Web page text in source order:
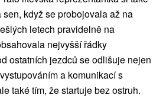
když se probojovala až na
letech pravidelně na
nejvyšší řádky
ostatních jezdců se odlišuje nejen
a komunikací s
také tím, že startuje bez ostruh.